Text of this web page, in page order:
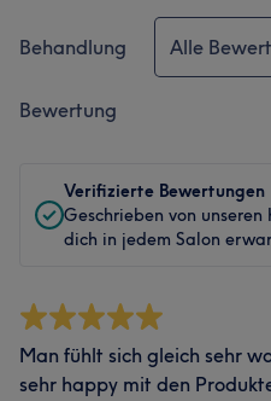
Behandlung Alle
Bewertung
Verifizierte Bewertungen
Geschrieben von
dich in jedem Salon
Man fühlt sich gleich sehr
sehr happy mit den